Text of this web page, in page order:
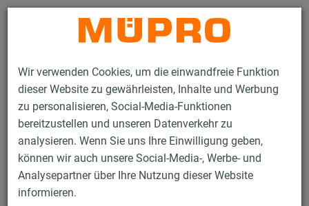
Wir verwenden Cookies, um die einwandfreie Funktion
dieser Website zu gewährleisten, Inhalte und Werbung
zu personalisieren, Social-Media-Funktionen
bereitzustellen und unseren Datenverkehr zu
analysieren. Wenn Sie uns Ihre Einwilligung geben,
können wir auch unsere Social-Media-, Werbe- und
Analysepartner über Ihre Nutzung dieser Website
informieren.
Kontakt
Produkte Befestigungstechnik
Lüftungsbefestigung
Installationsschienen für die Lüftungsbefestigung
MPR-Systemschienen (leichter bis mittlerer Lastbereich)
Konsolenwinkel